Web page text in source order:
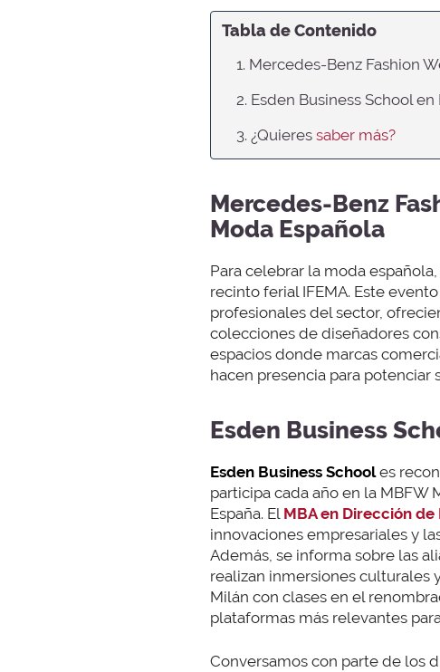
Tabla de Contenido
1. Mercedes-Benz Fashion
2. Esden Business School
3. ¿Quieres saber más?
Mercedes-Benz
Moda Española
Para celebrar la moda
recinto ferial IFEMA. Este
profesionales del sector,
colecciones de diseñadores
espacios donde marcas
hacen presencia para
Esden Business
Esden Business Schooles
participa cada año en la MBFW
España. El MBA en Dirección
innovaciones empresariales y
Además, se informa sobre las
realizan inmersiones culturales
Milán con clases en el
plataformas más relevantes
Conversamos con parte de los